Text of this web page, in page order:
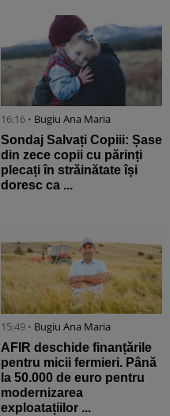
16:16 • Bugiu ⁠Ana Maria
Sondaj Salvați Copiii: Șase
din zece copii cu părinți
plecați în străinătate își
doresc ca ...
15:49 • Bugiu ⁠Ana Maria
AFIR deschide finanțările
pentru micii fermieri. Până
la 50.000 de euro pentru
modernizarea
exploatațiilor ...